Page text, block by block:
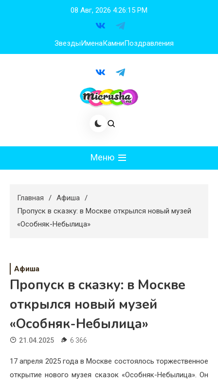
08 Авг, 2026 4:26:16 PM
ЗвездыИменаКамниПоздравления
Меню
Худеем
Психология
Дом
Жизнь
Хобби
Красота
Недвижимость
Главная
Афиша
Пропуск в сказку: в Москве открылся новый музей
«Особняк-Небылица»
Афиша
Пропуск в сказку: в Москве
открылся новый музей
«Особняк-Небылица»
21.04.2025 6 366
17 апреля 2025 года в Москве состоялось торжественное
открытие нового музея сказок «Особняк-Небылица». Он